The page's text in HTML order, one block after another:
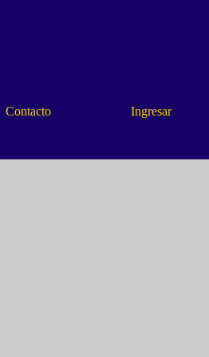
Contacto Ingresar